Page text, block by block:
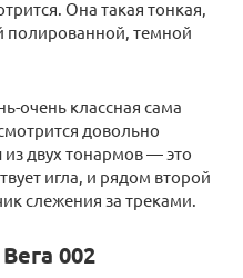
Она такая тонкая,
полированной, темной
очень классная сама
довольно
двух тонармов — это
игла, и рядом второй
слежения за треками.
002